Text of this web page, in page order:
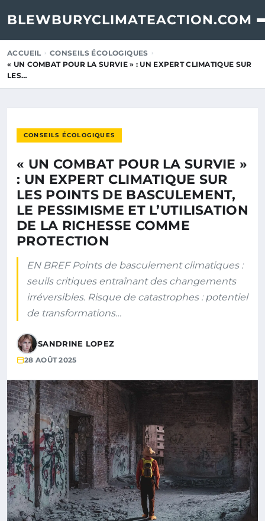
BLEWBURYCLIMATEACTION.COM
ACCUEIL
CONSEILS ÉCOLOGIQUES
« UN COMBAT POUR LA SURVIE » : UN EXPERT CLIMATIQUE SUR
LES…
CONSEILS ÉCOLOGIQUES
« UN COMBAT POUR LA SURVIE »
: UN EXPERT CLIMATIQUE SUR
LES POINTS DE BASCULEMENT,
LE PESSIMISME ET L’UTILISATION
DE LA RICHESSE COMME
PROTECTION
EN BREF Points de basculement climatiques :
seuils critiques entraînant des changements
irréversibles. Risque de catastrophes : potentiel
de transformations…
SANDRINE LOPEZ
28 AOÛT 2025